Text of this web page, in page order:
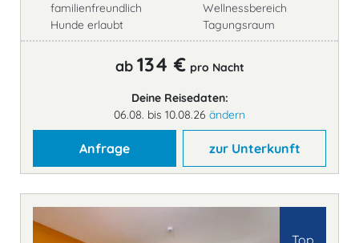
familienfreundlich
Hunde erlaubt
Wellnessbereich
Tagungsraum
ab 134 € pro Nacht
Deine Reisedaten:
06.08. bis 10.08.26 ändern
Anfrage zur Unterkunft
Top